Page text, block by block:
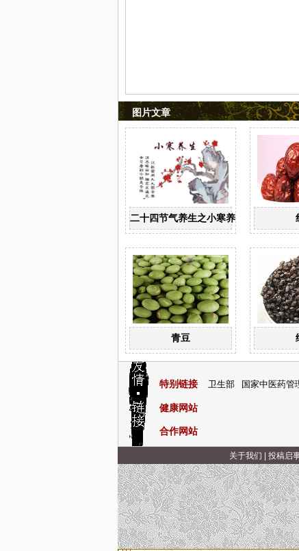
图片文章
二十四节气养生之小寒养生
青豆
特别链接 卫生部 国家中医药管
健康网站
合作网站
关于我们 投稿启